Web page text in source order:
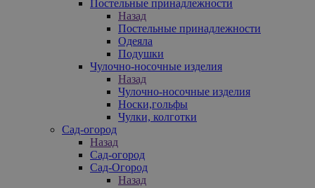
Постельные принадлежности
Назад
Постельные принадлежности
Одеяла
Подушки
Чулочно-носочные изделия
Назад
Чулочно-носочные изделия
Носки,гольфы
Чулки, колготки
Сад-огород
Назад
Сад-огород
Сад-Огород
Назад